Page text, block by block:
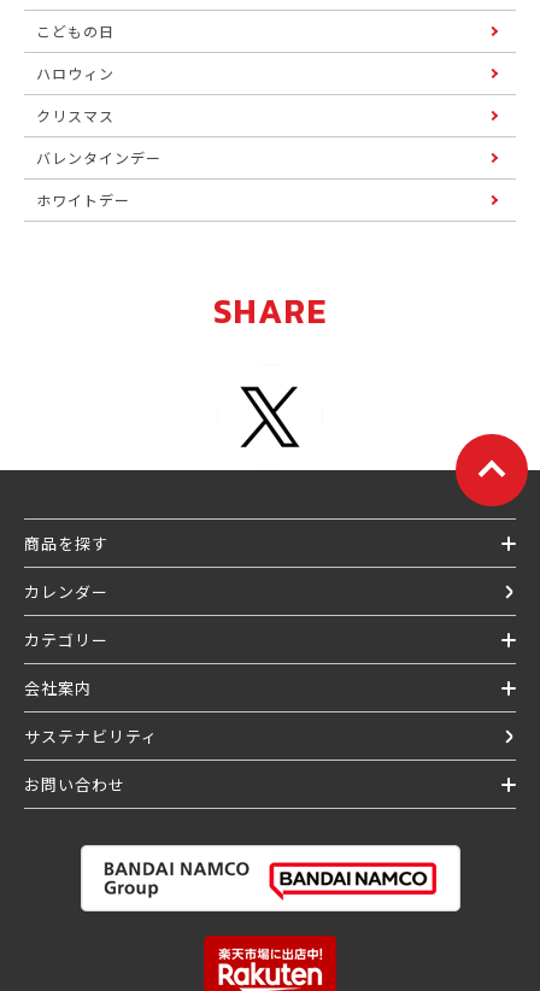
こどもの日
ハロウィン
クリスマス
バレンタインデー
ホワイトデー
SHARE
商品を探す
カレンダー
カテゴリー
会社案内
サステナビリティ
お問い合わせ